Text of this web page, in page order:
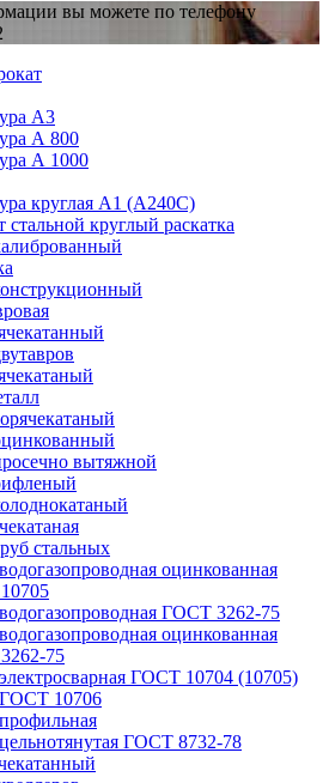
вы можете по телефону
А3
А 800
А 1000
круглая А1 (А240C)
стальной круглый раскатка
вытяжной
стальных
оцинкованная
ГОСТ 3262-75
оцинкованная
75
ГОСТ 10704 (10705)
10706
ГОСТ 8732-78